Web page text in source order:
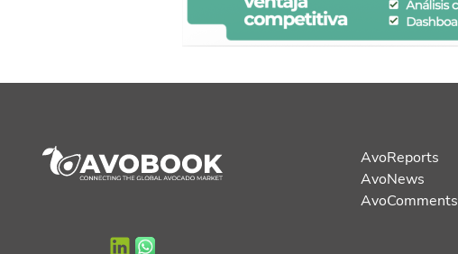
AvoReports
AvoNews
AvoComments